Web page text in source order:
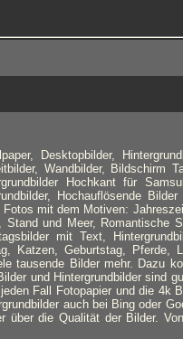
Desktopbilder,
Wandbilder, Bildschirm
Hochkant für
Hochauflösende
mit dem Motiven:
und Meer, Romantische
mit Text,
Katzen, Geburtstag, Pferde,
tausende Bilder mehr. Dazu
und Hintergrundbilder sind
Fall Fotopapier und die 4k
auch bei Bing oder
über die Qualität der Bilder.